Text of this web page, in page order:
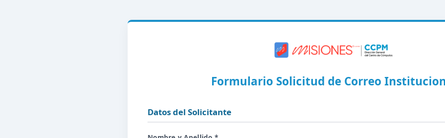
Formulario Solicitud de Correo
Datos del Solicitante